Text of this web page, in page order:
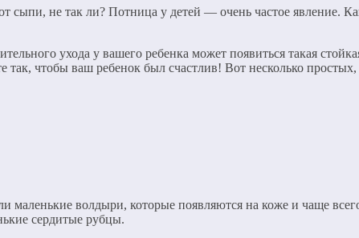
не так ли? Потница у детей — очень частое явление.
ухода у вашего ребенка может появиться такая
так, чтобы ваш ребенок был счастлив! Вот несколько
волдыри, которые появляются на коже и чаще
сердитые рубцы.